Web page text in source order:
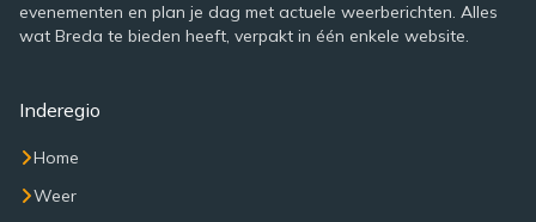
evenementen en plan je dag met actuele weerberichten. Alles
wat Breda te bieden heeft, verpakt in één enkele website.
Inderegio
Home
Weer